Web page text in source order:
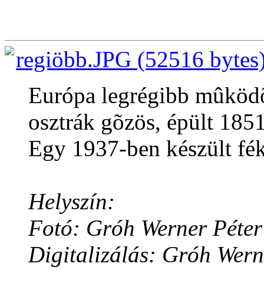
regiöbb.JPG (52516
Európa legrégibb
osztrák gõzös, épült
Egy 1937-ben készült
Helyszín:
Fotó: Gróh Werner Péter
Digitalizálás: Gróh